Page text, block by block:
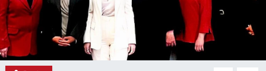
Resmi İlanlar
Sağlık
Seri İlan